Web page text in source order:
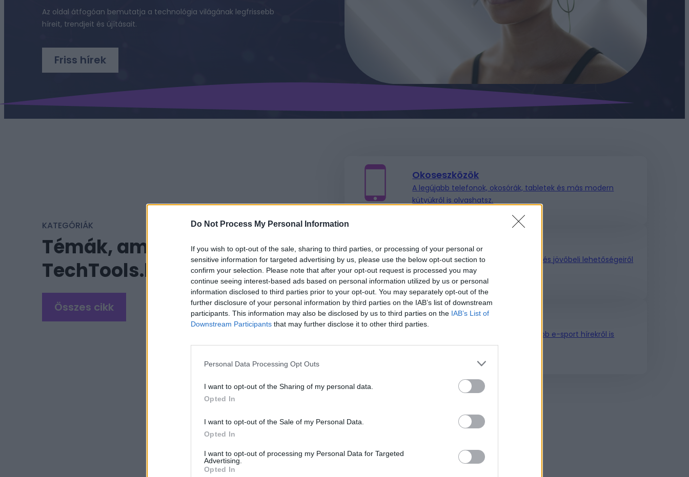
Do Not Process My Personal Information
If you wish to opt-out of the sale, sharing to third parties, or processing of your personal or
sensitive information for targeted advertising by us, please use the below opt-out section to
confirm your selection. Please note that after your opt-out request is processed you may
continue seeing interest-based ads based on personal information utilized by us or personal
information disclosed to third parties prior to your opt-out. You may separately opt-out of the
further disclosure of your personal information by third parties on the IAB’s list of downstream
participants. This information may also be disclosed by us to third parties on the IAB’s List of
Downstream Participants that may further disclose it to other third parties.
Personal Data Processing Opt Outs
I want to opt-out of the Sharing of my personal data.
Opted In
I want to opt-out of the Sale of my Personal Data.
Opted In
I want to opt-out of processing my Personal Data for Targeted
Advertising.
Opted In
Az oldal átfogóan bemutatja a technológia világának legfrissebb
híreit, trendjeit és újításait.
Friss hírek
KATEGÓRIÁK
Témák, amikkel a
TechTools.hu-n találkozhatsz
Összes cikk
Okoseszközök
A legújabb telefonok, okosórák, tabletek és más modern
kütyükről is olvashatsz.
Mesterséges intelligencia
Az AI fejlesztéseiről, felhasználásáról és jövőbeli lehetőségeiről
is olvashatsz.
Gaming
Játékokról, konzolokról és a legfrissebb e-sport hírekről is
taláhatsz tartalmakat.
Legfrissebb cikkek, hírek tech fronton